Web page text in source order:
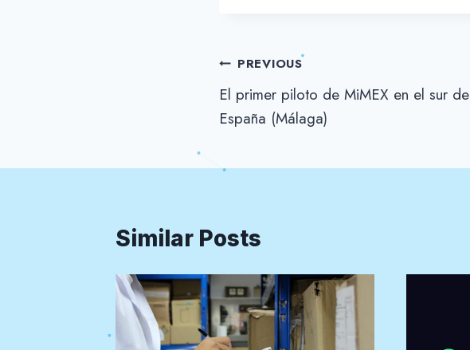
Post
navigation
PREVIOUS
El primer piloto de MiMEX en el sur de
España (Málaga)
Similar Posts